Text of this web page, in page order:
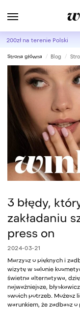
200zł na terenie Polski
Strona główna / Blog /
3 błędy,
zakładaniu
press on
2024-03-21
Marzysz o pięknych i
wizytę w salonie
świetna alternatywa,
najważniejsze,
swoich potrzeb. Możesz
warunkiem, że zadbasz o